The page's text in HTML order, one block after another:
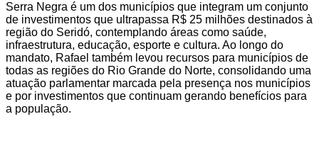
Serra Negra é um dos municípios que integram um conjunto
de investimentos que ultrapassa R$ 25 milhões destinados à
região do Seridó, contemplando áreas como saúde,
infraestrutura, educação, esporte e cultura. Ao longo do
mandato, Rafael também levou recursos para municípios de
todas as regiões do Rio Grande do Norte, consolidando uma
atuação parlamentar marcada pela presença nos municípios
e por investimentos que continuam gerando benefícios para
a população.